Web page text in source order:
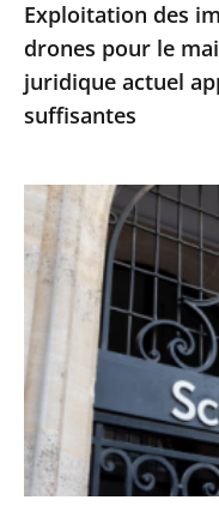
le
cadre
juridique
actuel
des
garanties
suffisantes
Exploitation des
drones pour le
juridique actuel
suffisantes
Le
juge
des
référés
du
Conseil
d’État
ne
suspend